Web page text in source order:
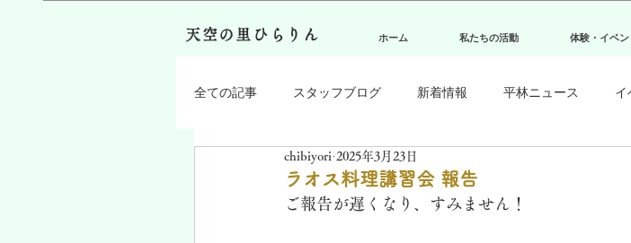
天空の里ひらりん ホーム 私たちの活動 体験・イベン
全ての記事 スタッフブログ 新着情報 平林ニュース イ
ラオス料理講習会 報告
chibiyori 2025年3月23日
ご報告が遅くなり、すみません！